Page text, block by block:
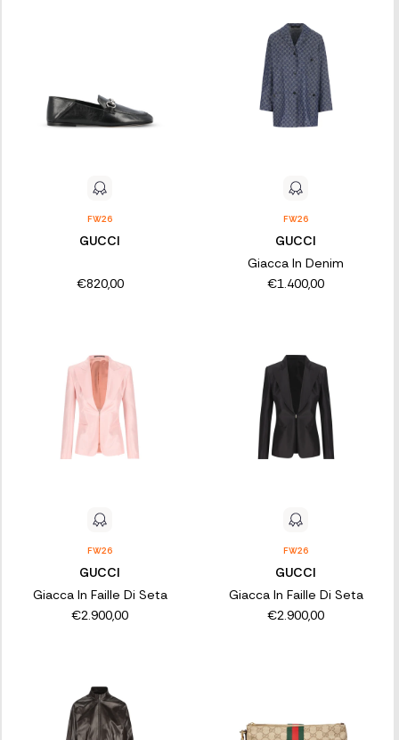
FW26
GUCCI
€820,00
FW26
GUCCI
Giacca In Denim
€1.400,00
FW26
GUCCI
Giacca In Faille Di Seta
€2.900,00
FW26
GUCCI
Giacca In Faille Di Seta
€2.900,00